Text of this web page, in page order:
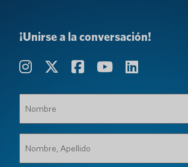
¡Unirse a la conversación!
(Requerido)
Apellido
(Requerido)